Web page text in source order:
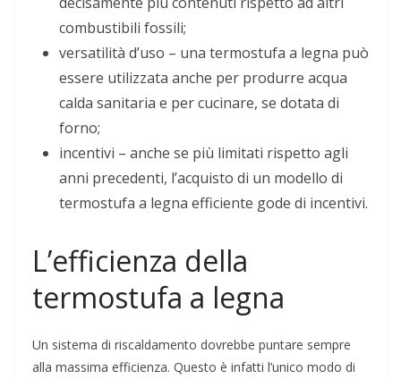
combustibili fossili;
versatilità d’uso – una termostufa a legna può
essere utilizzata anche per produrre acqua
calda sanitaria e per cucinare, se dotata di
forno;
incentivi – anche se più limitati rispetto agli
anni precedenti, l’acquisto di un modello di
termostufa a legna efficiente gode di incentivi.
L’efficienza della
termostufa a legna
Un sistema di riscaldamento dovrebbe puntare sempre
alla massima efficienza. Questo è infatti l’unico modo di